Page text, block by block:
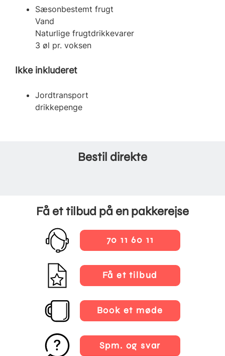
Sæsonbestemt frugt
Vand
Naturlige frugtdrikkevarer
3 øl pr. voksen
Ikke inkluderet
Jordtransport
drikkepenge
Bestil direkte
Få et tilbud på en pakkerejse
70 11 60 11
Få et tilbud
Book et møde
Spm. og svar